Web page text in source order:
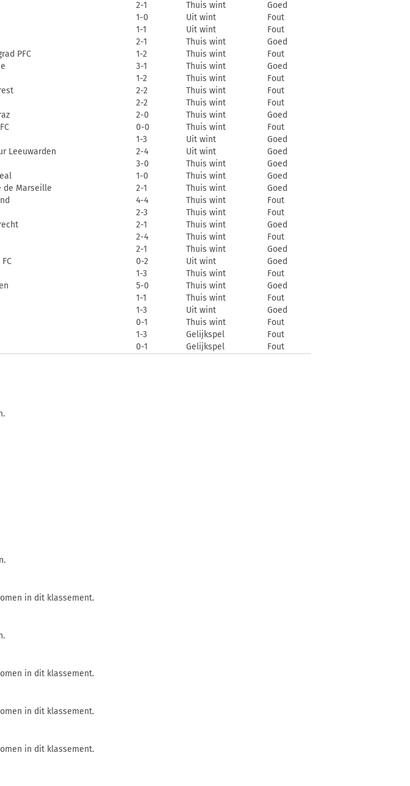
2-1 Thuis wint
Goed
1-0 Uit wint
Fout
1-1 Uit wint
Fout
2-1 Thuis wint
Goed
PFC
1-2 Thuis wint
Fout
3-1 Thuis wint
Goed
1-2 Thuis wint
Fout
2-2 Thuis wint
Fout
2-2 Thuis wint
Fout
2-0 Thuis wint
Goed
0-0 Thuis wint
Fout
1-3 Uit wint
Goed
Leeuwarden
2-4 Uit wint
Goed
3-0 Thuis wint
Goed
1-0 Thuis wint
Goed
de Marseille
2-1 Thuis wint
Goed
4-4 Thuis wint
Fout
2-3 Thuis wint
Fout
2-1 Thuis wint
Goed
2-4 Thuis wint
Fout
2-1 Thuis wint
Goed
0-2 Uit wint
Goed
1-3 Thuis wint
Fout
5-0 Thuis wint
Goed
1-1 Thuis wint
Fout
1-3 Uit wint
Goed
0-1 Thuis wint
Fout
1-3 Gelijkspel
Fout
0-1 Gelijkspel Fout
in dit klassement.
in dit klassement.
in dit klassement.
in dit klassement.